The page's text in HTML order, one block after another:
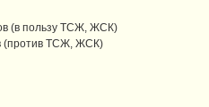
(в пользу ТСЖ, ЖСК)
(против ТСЖ, ЖСК)